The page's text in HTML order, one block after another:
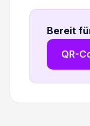
Bereit
QR-